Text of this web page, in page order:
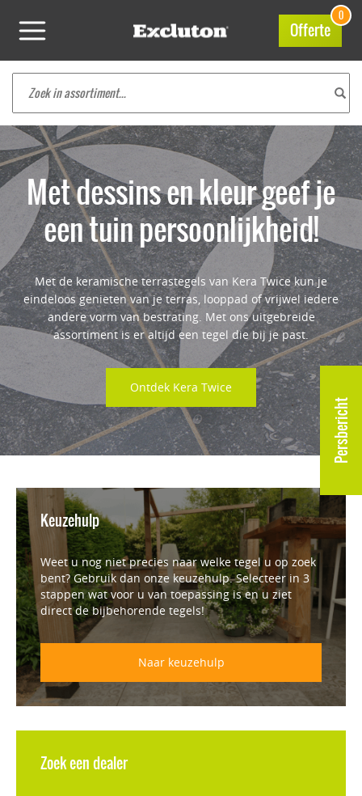
Persbericht
Offerte
0
Met dessins en kleurgeef je
een tuin persoonlijkheid!
Met de keramische terrastegels van Kera Twice kun je
eindeloos genieten van je terras, looppad of vrijwel iedere
andere vorm van bestrating. Met ons uitgebreide
assortiment is er altijd een tegel die bij je past.
Ontdek Kera Twice
Keuzehulp
Weet u nog niet precies naar welke tegel u op zoek
bent? Gebruik dan onze keuzehulp. Selecteer in 3
stappen wat voor u van toepassing is en u ziet
direct de bijbehorende tegels!
Naar keuzehulp
Zoek een dealer